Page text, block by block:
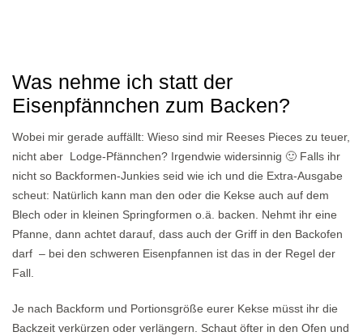
Was nehme ich statt der
Eisenpfännchen zum Backen?
Wobei mir gerade auffällt: Wieso sind mir Reeses Pieces zu teuer,
nicht aber Lodge-Pfännchen? Irgendwie widersinnig 🙂 Falls ihr
nicht so Backformen-Junkies seid wie ich und die Extra-Ausgabe
scheut: Natürlich kann man den oder die Kekse auch auf dem
Blech oder in kleinen Springformen o.ä. backen. Nehmt ihr eine
Pfanne, dann achtet darauf, dass auch der Griff in den Backofen
darf – bei den schweren Eisenpfannen ist das in der Regel der
Fall.
Je nach Backform und Portionsgröße eurer Kekse müsst ihr die
Backzeit verkürzen oder verlängern. Schaut öfter in den Ofen und